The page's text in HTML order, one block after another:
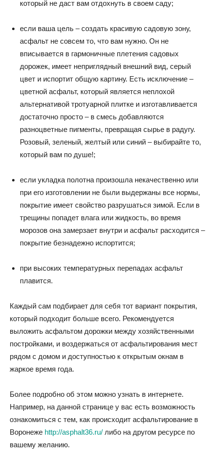
который не даст вам отдохнуть в своем саду;
если ваша цель – создать красивую садовую зону,
асфальт не совсем то, что вам нужно. Он не
вписывается в гармоничные плетения садовых
дорожек, имеет неприглядный внешний вид, серый
цвет и испортит общую картину. Есть исключение –
цветной асфальт, который является неплохой
альтернативой тротуарной плитке и изготавливается
достаточно просто – в смесь добавляются
разноцветные пигменты, превращая сырье в радугу.
Розовый, зеленый, желтый или синий – выбирайте то,
который вам по душе!;
если укладка полотна произошла некачественно или
при его изготовлении не были выдержаны все нормы,
покрытие имеет свойство разрушаться зимой. Если в
трещины попадет влага или жидкость, во время
морозов она замерзает внутри и асфальт расходится –
покрытие безнадежно испортится;
при высоких температурных перепадах асфальт
плавится.
Каждый сам подбирает для себя тот вариант покрытия,
который подходит больше всего. Рекомендуется
выложить асфальтом дорожки между хозяйственными
постройками, и воздержаться от асфальтирования мест
рядом с домом и доступностью к открытым окнам в
жаркое время года.
Более подробно об этом можно узнать в интернете.
Например, на данной странице у вас есть возможность
ознакомиться с тем, как происходит асфальтирование в
Воронеже http://asphalt36.ru/ либо на другом ресурсе по
вашему желанию.